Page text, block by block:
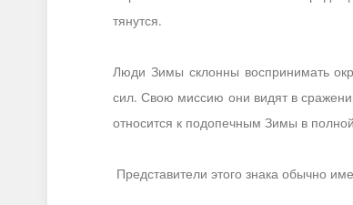
тянутся.
Люди Зимы склонны воспринимать
сил. Свою миссию они видят в
относится к подопечным Зимы в
Представители этого знака обычно